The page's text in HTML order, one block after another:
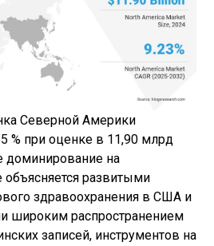
Северной Америки
% при оценке в 11,90 млрд
доминирование на
развитыми
здравоохранения в США и
широким распространением
записей, инструментов на